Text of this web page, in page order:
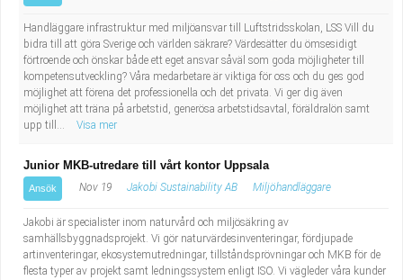
Handläggare infrastruktur med miljöansvar till Luftstridsskolan, LSS Vill du
bidra till att göra Sverige och världen säkrare? Värdesätter du ömsesidigt
förtroende och önskar både ett eget ansvar såväl som goda möjligheter till
kompetensutveckling? Våra medarbetare är viktiga för oss och du ges god
möjlighet att förena det professionella och det privata. Vi ger dig även
möjlighet att träna på arbetstid, generösa arbetstidsavtal, föräldralön samt
upp till...
Visa mer
Junior MKB-utredare till vårt kontor Uppsala
Ansök Nov 19 Jakobi Sustainability AB Miljöhandläggare
Jakobi är specialister inom naturvård och miljösäkring av
samhällsbyggnadsprojekt. Vi gör naturvärdesinventeringar, fördjupade
artinventeringar, ekosystemutredningar, tillståndsprövningar och MKB för de
flesta typer av projekt samt ledningssystem enligt ISO. Vi vägleder våra kunder